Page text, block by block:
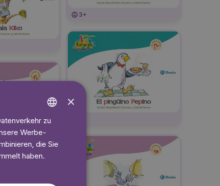
3+
ENGLISH
GERMAN
SWEDISH
×
zu
Werbe-
die Sie
haben.